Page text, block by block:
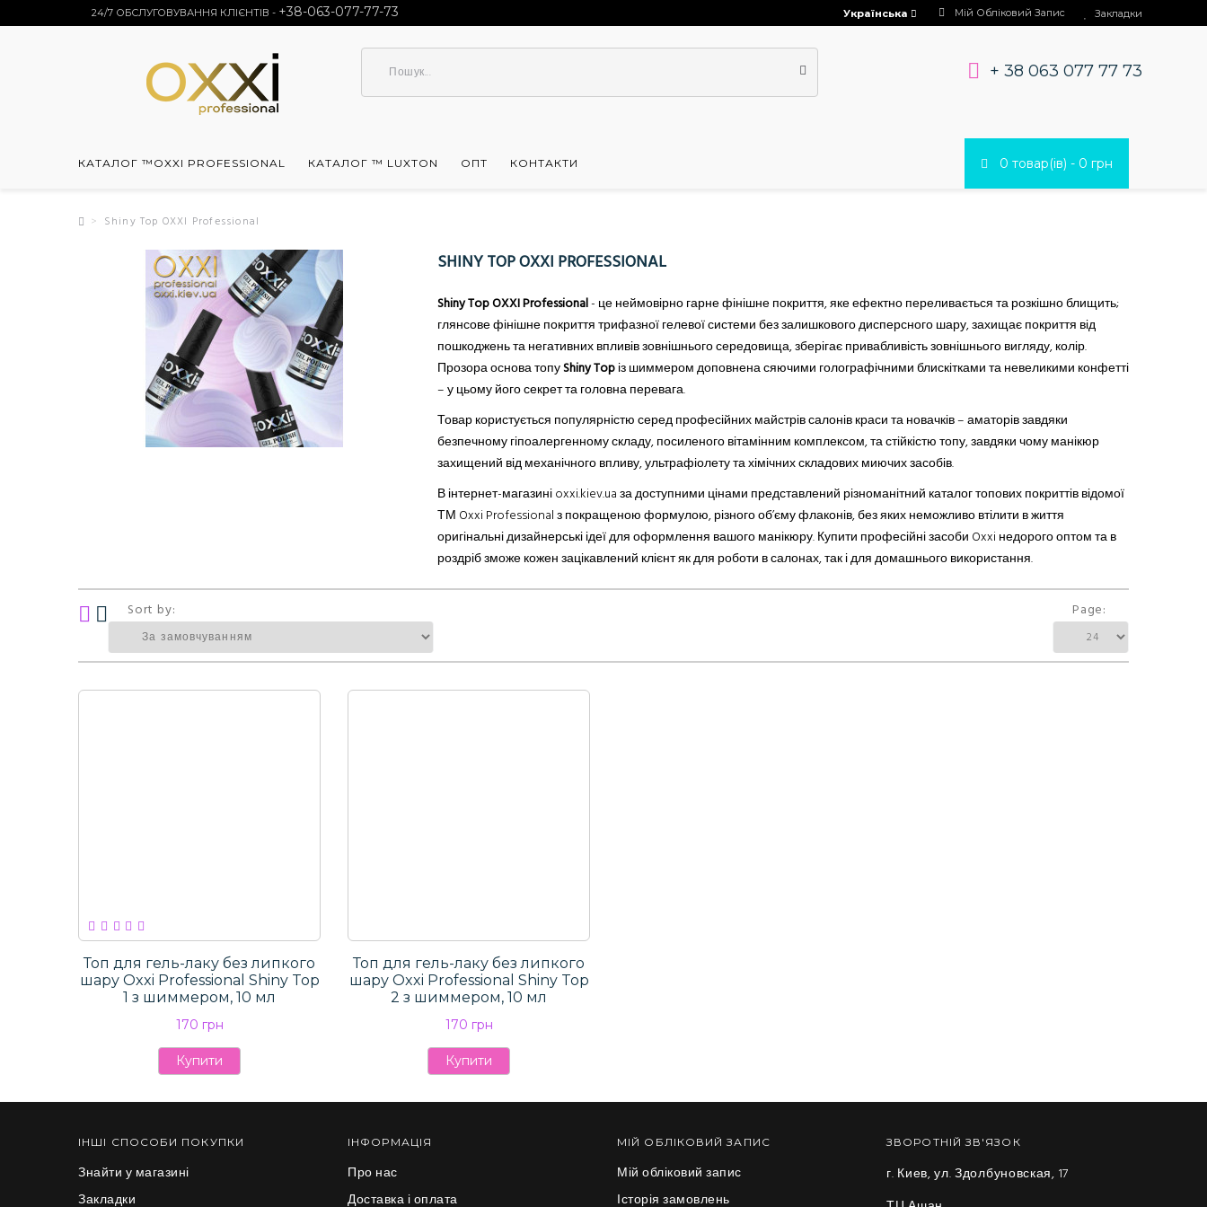
24/7 ОБСЛУГОВУВАННЯ КЛІЄНТІВ - +38-063-077-77-73 Закладки
Мій Обліковий Запис
Українська
+ 38 063 077 77 73
КАТАЛОГ ™OXXI PROFESSIONAL КАТАЛОГ ™ LUXTON ОПТ КОНТАКТИ 0 товар(ів) - 0 грн
Shiny Top OXXI Professional
SHINY TOP OXXI PROFESSIONAL
Shiny Top OXXI Professional- це неймовірно гарне фінішне покриття, яке ефектно переливається та розкішно блищить;
глянсове фінішне покриття трифазної гелевої системи без залишкового дисперсного шару, захищає покриття від
пошкоджень та негативних впливів зовнішнього середовища, зберігає привабливість зовнішнього вигляду, колір.
Прозора основа топуShiny Topіз шиммером доповнена сяючими голографічними блискітками та невеликими конфетті
– у цьому його секрет та головна перевага.
Товар користується популярністю серед професійних майстрів салонів краси та новачків – аматорів завдяки
безпечному гіпоалергенному складу, посиленого вітамінним комплексом, та стійкістю топу, завдяки чому манікюр
захищений від механічного впливу, ультрафіолету та хімічних складових миючих засобів.
В інтернет-магазині oxxi.kiev.ua за доступними цінами представлений різноманітний каталог топових покриттів відомої
ТМ Oxxi Professional з покращеною формулою, різного об’єму флаконів, без яких неможливо втілити в життя
оригінальні дизайнерські ідеї для оформлення вашого манікюру. Купити професійні засоби Oxxi недорого оптом та в
роздріб зможе кожен зацікавлений клієнт як для роботи в салонах, так і для домашнього використання.
Sort by: Page:
Топ для гель-лаку без липкого
шару Oxxi Professional Shiny Top
1 з шиммером, 10 мл
170 грн
Купити
Топ для гель-лаку без липкого
шару Oxxi Professional Shiny Top
2 з шиммером, 10 мл
170 грн
Купити
ІНШІ СПОСОБИ ПОКУПКИ
Знайти у магазині
Закладки
ІНФОРМАЦІЯ
Про нас
Доставка і оплата
МІЙ ОБЛІКОВИЙ ЗАПИС
Мій обліковий запис
Історія замовлень
ЗВОРОТНІЙ ЗВ'ЯЗОК
г. Киев, ул. Здолбуновская, 17